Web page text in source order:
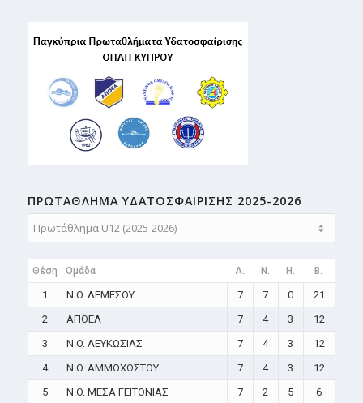
ΠΡΩΤΑΘΛΗMA ΥΔΑΤΟΣΦΑΙΡΙΣΗΣ 2025-2026
Θέση Ομάδα A. N. H. B.
1 N.O. ΛΕΜΕΣΟΥ 7 7 0
21
2
ΑΠΟΕΛ 7 4 3
12
3
N.O. ΛΕΥΚΩΣΙΑΣ 7 4 3
12
4
N.O. ΑΜΜΟΧΩΣΤΟΥ 7 4 3
12
5
N.O. ΜΕΣΑ ΓΕΙΤΟΝΙΑΣ 7 2 5
6